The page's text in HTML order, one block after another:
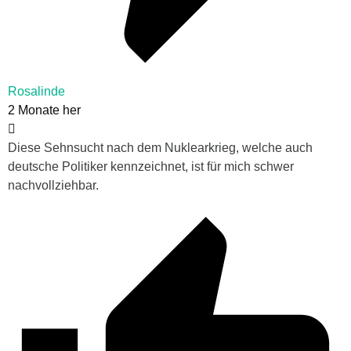
Rosalinde
2 Monate her
Diese Sehnsucht nach dem Nuklearkrieg, welche auch
deutsche Politiker kennzeichnet, ist für mich schwer
nachvollziehbar.